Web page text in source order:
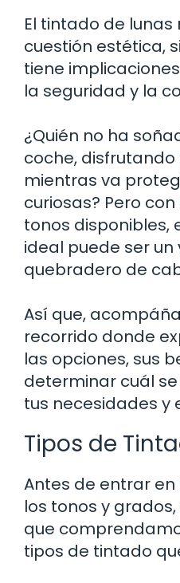
El tintado de lunas
cuestión estética,
tiene
la seguridad y la
¿Quién no ha
coche,
mientras va
curiosas? Pero
tonos disponibles,
ideal puede ser
quebradero de
Así que,
recorrido donde
las opciones, sus
determinar cuál
tus necesidades y
Tipos de
Antes de entrar
los tonos y
que
tipos de tintado